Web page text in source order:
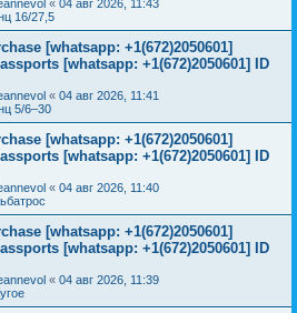
« 04 авг 2026, 11:43
16/27,5
[whatsapp: +1(672)2050601]
[whatsapp: +1(672)2050601] ID
« 04 авг 2026, 11:41
5/6–30
[whatsapp: +1(672)2050601]
[whatsapp: +1(672)2050601] ID
« 04 авг 2026, 11:40
[whatsapp: +1(672)2050601]
[whatsapp: +1(672)2050601] ID
« 04 авг 2026, 11:39